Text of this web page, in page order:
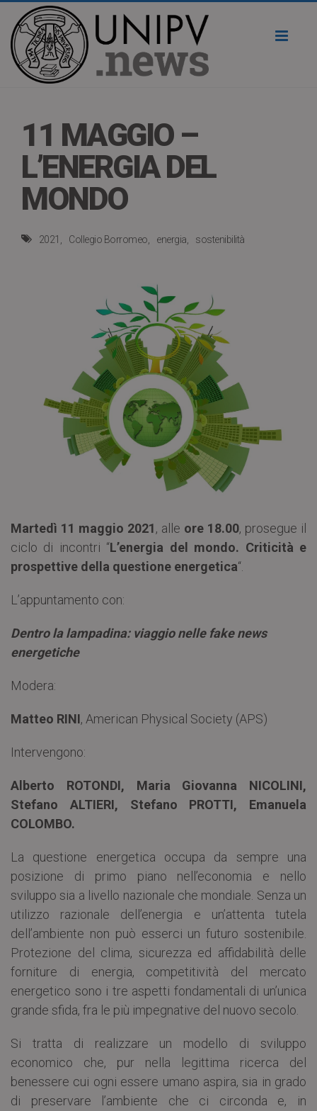
11 MAGGIO –
L’ENERGIA DEL
MONDO
2021 Collegio Borromeo energia sostenibilità
Martedì 11 maggio 2021, alle ore 18.00, prosegue il
ciclo di incontri “L’energia del mondo. Criticità e
prospettive della questione energetica“.
L’appuntamento con:
Dentro la lampadina: viaggio nelle fake news
energetiche
Modera:
Matteo RINI, American Physical Society (APS)
Intervengono:
Alberto ROTONDI, Maria Giovanna NICOLINI,
Stefano ALTIERI, Stefano PROTTI, Emanuela
COLOMBO.
La questione energetica occupa da sempre una
posizione di primo piano nell’economia e nello
sviluppo sia a livello nazionale che mondiale. Senza un
utilizzo razionale dell’energia e un’attenta tutela
dell’ambiente non può esserci un futuro sostenibile.
Protezione del clima, sicurezza ed affidabilità delle
forniture di energia, competitività del mercato
energetico sono i tre aspetti fondamentali di un’unica
grande sfida, fra le più impegnative del nuovo secolo.
Si tratta di realizzare un modello di sviluppo
economico che, pur nella legittima ricerca del
benessere cui ogni essere umano aspira, sia in grado
di preservare l’ambiente che ci circonda e, in